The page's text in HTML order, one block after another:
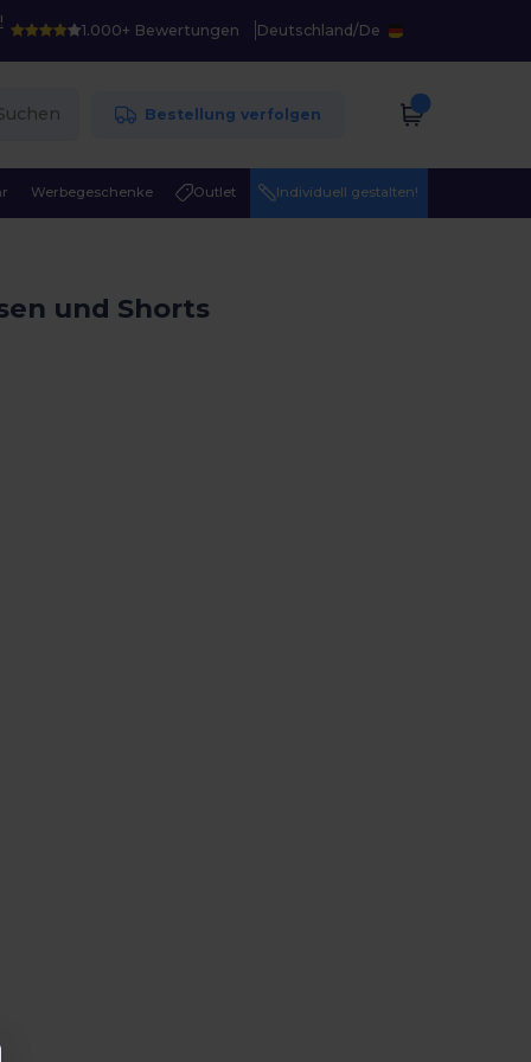
1.000+ Bewertungen Deutschland/De
Bestellung verfolgen
Werbegeschenke Outlet Individuell gestalten!
und Shorts